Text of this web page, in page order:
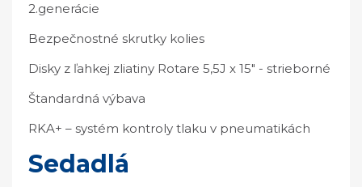
2.generácie
Bezpečnostné skrutky kolies
Disky z ľahkej zliatiny Rotare 5,5J x 15" - strieborné
Štandardná výbava
RKA+ – systém kontroly tlaku v pneumatikách
Sedadlá